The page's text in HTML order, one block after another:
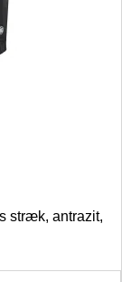
stræk, antrazit,